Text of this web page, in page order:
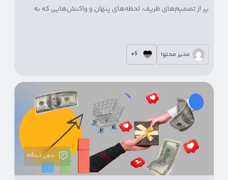
پر از تصمیم‌های ظریف، لحظه‌های پنهان و واکنش‌هایی که به
پیچیده‌تر و عمیق‌تر است.
مدیر محتوا 6+
بدون دیدگاه